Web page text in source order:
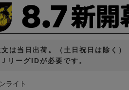
は当日出荷。（土日祝日は除く）
リーグIDが必要です。
ライト